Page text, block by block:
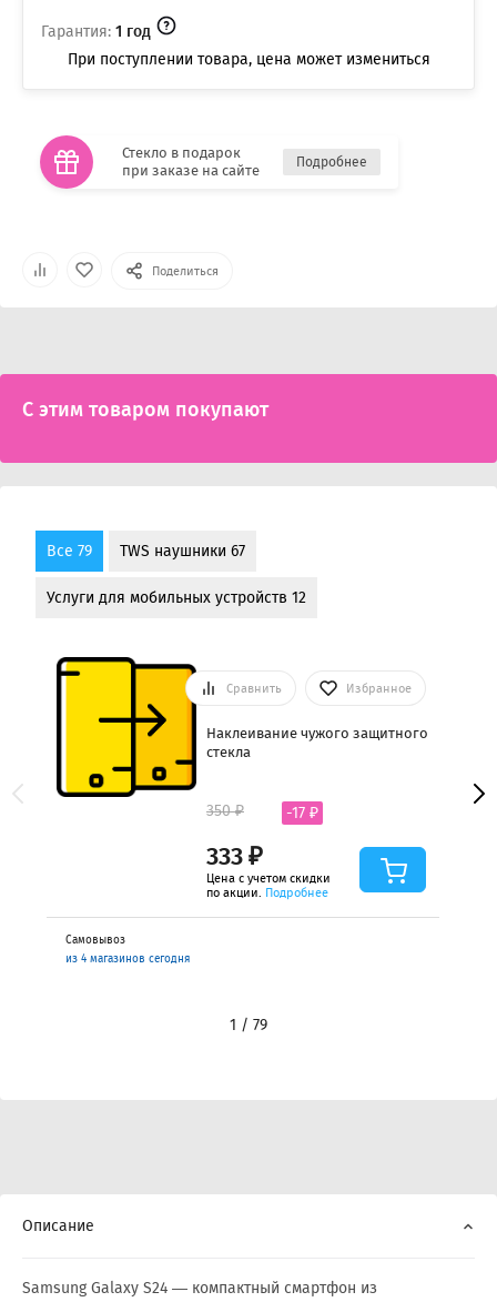
Поделиться
Гарантия: 1 год
При поступлении товара, цена может измениться
Стекло в подарок
при заказе на сайте
Подробнее
С этим товаром покупают
Все 79 TWS наушники 67
Услуги для мобильных устройств 12
Сравнить Избранное
Наклеивание чужого защитного
стекла
333 ₽
350 ₽ -17 ₽
Цена с учетом скидки
по акции. Подробнее
Самовывоз
из 4 магазинов сегодня
1 / 79
Описание
Samsung Galaxy S24 — компактный смартфон из